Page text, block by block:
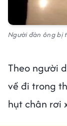
Người đàn ông bị
Theo người
về đi trong
hụt chân rơi